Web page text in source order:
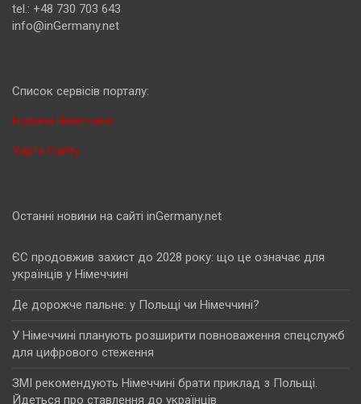
tel.: +48 730 703 643
info@inGermany.net
Cписок сервісів порталу:
Новини Німеччини
Карта Сайту
Останні новини на сайті inGermany.net
ЄС продовжив захист до 2028 року: що це означає для
українців у Німеччині
Де дорожче пальне: у Польщі чи Німеччині?
У Німеччині планують розширити повноваження спецслужб
для цифрового стеження
ЗМІ рекомендують Німеччині брати приклад з Польщі.
Йдеться про ставлення до українців